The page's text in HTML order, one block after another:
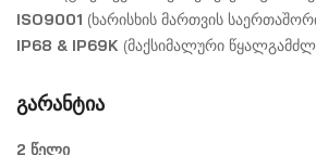
ISO9001 (ხარისხის მართვის
IP68 & IP69K (მაქსიმალური
გარანტია
2 წელი